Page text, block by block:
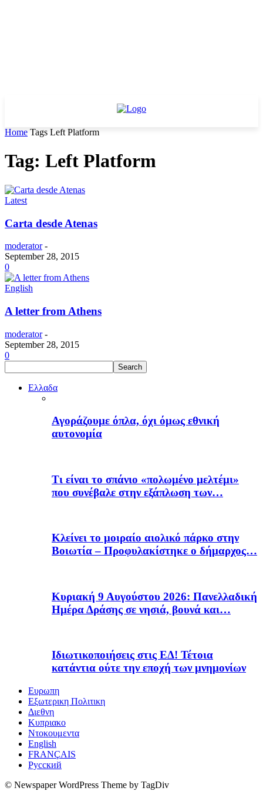
Home Tags Left Platform
Tag: Left Platform
Latest
Carta desde Atenas
moderator -
September 28, 2015
0
English
A letter from Athens
moderator -
September 28, 2015
0
Ελλαδα
Αγοράζουμε όπλα, όχι όμως εθνική
αυτονομία
Τι είναι το σπάνιο «πολωμένο μελτέμι»
που συνέβαλε στην εξάπλωση των…
Κλείνει το μοιραίο αιολικό πάρκο στην
Βοιωτία – Προφυλακίστηκε ο δήμαρχος…
Κυριακή 9 Αυγούστου 2026: Πανελλαδική
Ημέρα Δράσης σε νησιά, βουνά και…
Ιδιωτικοποιήσεις στις ΕΔ! Τέτοια
κατάντια ούτε την εποχή των μνημονίων
Ευρωπη
Εξωτερικη Πολιτικη
Διεθνη
Κυπριακο
Ντοκουμεντα
English
FRANÇAIS
Русский
© Newspaper WordPress Theme by TagDiv